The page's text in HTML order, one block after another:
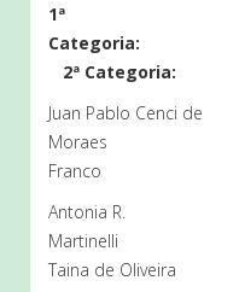
1ª
Categoria:
2ª Categoria:
Juan Pablo Cenci de
Franco
Antonia R.
Taina de Oliveira